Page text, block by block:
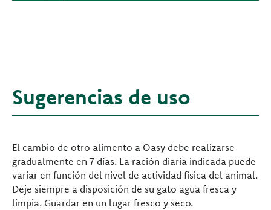
Sugerencias de uso
El cambio de otro alimento a Oasy debe realizarse
gradualmente en 7 días. La ración diaria indicada puede
variar en función del nivel de actividad física del animal.
Deje siempre a disposición de su gato agua fresca y
limpia. Guardar en un lugar fresco y seco.